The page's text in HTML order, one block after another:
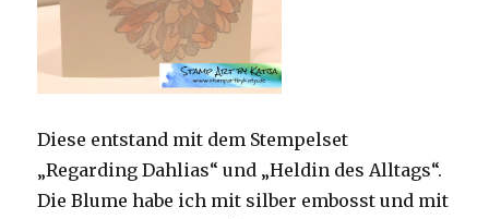
Diese entstand mit dem Stempelset
„Regarding Dahlias“ und „Heldin des Alltags“.
Die Blume habe ich mit silber embosst und mit